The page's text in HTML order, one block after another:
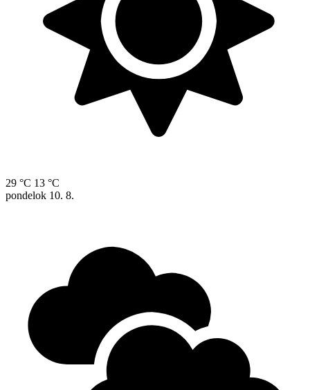
29 °C 13 °C
pondelok 10. 8.